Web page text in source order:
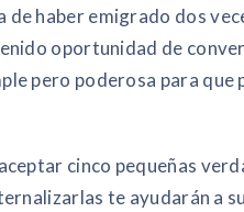
de haber emigrado dos
oportunidad de
pero poderosa para
cinco pequeñas
te ayudarán a